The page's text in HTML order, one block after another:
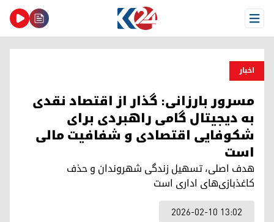
Open Menu
اخبار
مسرور بارزانی: گذار از اقتصاد نقدی
به دیجیتال گامی راهبردی برای
شکوفایی اقتصادی و شفافیت مالی
است
هدف اصلی، تسهیل زندگی شهروندان و حذف
کاغذبازی‌های اداری است
2026-02-10 13:02